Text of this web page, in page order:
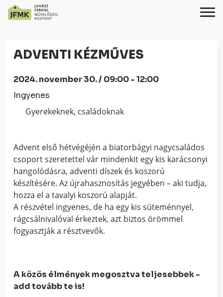
Content
navigációhozADVENTI KÉZMŰVES
2024. november 30. / 09:00 - 12:00
Ingyenes
Gyerekeknek, családoknak
Advent első hétvégéjén a biatorbágyi nagycsaládos
csoport szeretettel vár mindenkit egy kis karácsonyi
hangolódásra, adventi díszek és koszorú
készítésére. Az újrahasznosítás jegyében – aki tudja,
hozza el a tavalyi koszorú alapját.
A részvétel ingyenes, de ha egy kis süteménnyel,
rágcsálnivalóval érkeztek, azt biztos örömmel
fogyasztják a résztvevők.
A közös élmények megosztva teljesebbek -
add tovább te is!